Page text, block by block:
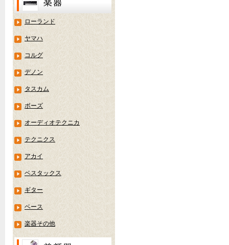
ローランド
ヤマハ
コルグ
デノン
タスカム
ボーズ
オーディオテクニカ
テクニクス
アカイ
ベスタックス
ギター
ベース
楽器その他